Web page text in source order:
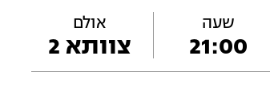
שעה
21:00
אולם
צוותא 2